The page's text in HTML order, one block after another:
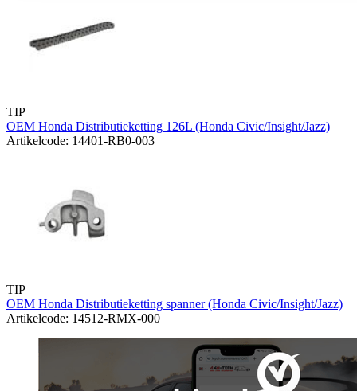
TIP
OEM Honda Distributieketting 126L (Honda Civic/Insight/Jazz)
Artikelcode: 14401-RB0-003
TIP
OEM Honda Distributieketting spanner (Honda Civic/Insight/Jazz)
Artikelcode: 14512-RMX-000